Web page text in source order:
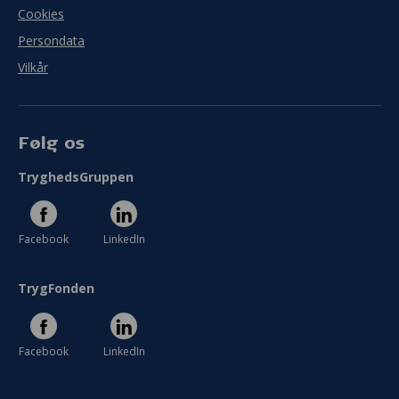
Cookies
Persondata
Vilkår
Følg os
TryghedsGruppen
Facebook LinkedIn
TrygFonden
Facebook LinkedIn